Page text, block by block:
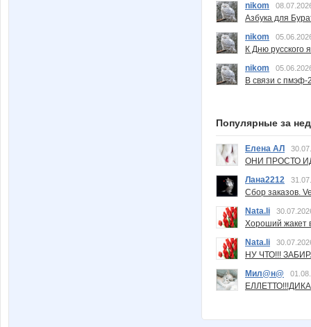
nikom
Азбука для
nikom
К Дню русского
nikom
В связи с пмэф-
Популярные за
Елена АЛ
ОНИ ПРОСТО
Лана2212
Сбор заказов.
Nata.li
Хороший жакет
Nata.li
НУ ЧТО!!!
Мил@н@